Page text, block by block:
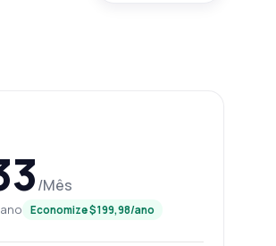
/Mês
Economize $199,98/ano